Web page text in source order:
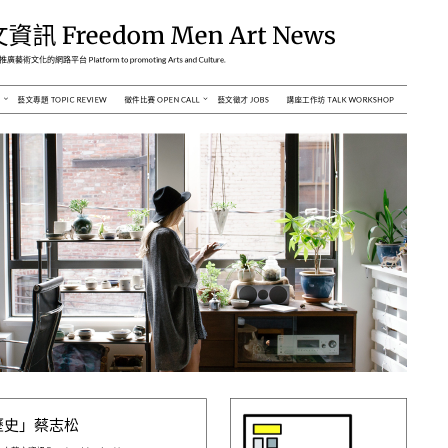
資訊 Freedom Men Art News
廣藝術文化的網路平台 Platform to promoting Arts and Culture.
藝文專題 TOPIC REVIEW 徵件比賽 OPEN CALL 藝文徵才 JOBS 講座工作坊 TALK WORKSHOP
」蔡志松